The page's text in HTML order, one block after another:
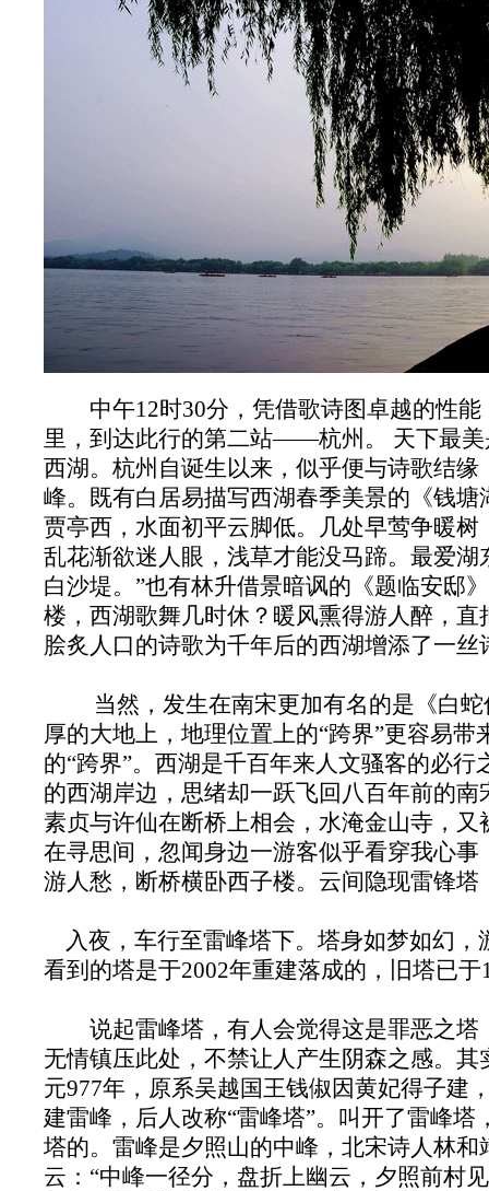
中午12时30分，凭借歌诗图卓越的性能
里，到达此行的第二站——杭州。 天下最美
西湖。杭州自诞生以来，似乎便与诗歌结缘
峰。既有白居易描写西湖春季美景的《钱塘
贾亭西，水面初平云脚低。几处早莺争暖树
乱花渐欲迷人眼，浅草才能没马蹄。最爱湖
白沙堤。”也有林升借景暗讽的《题临安邸
楼，西湖歌舞几时休？暖风熏得游人醉，直
脍炙人口的诗歌为千年后的西湖增添了一丝
当然，发生在南宋更加有名的是《白蛇
厚的大地上，地理位置上的“跨界”更容易带
的“跨界”。西湖是千百年来人文骚客的必行
的西湖岸边，思绪却一跃飞回八百年前的南
素贞与许仙在断桥上相会，水淹金山寺，又
在寻思间，忽闻身边一游客似乎看穿我心事
游人愁，断桥横卧西子楼。云间隐现雷锋塔
入夜，车行至雷峰塔下。塔身如梦如幻，
看到的塔是于2002年重建落成的，旧塔已于
说起雷峰塔，有人会觉得这是罪恶之塔
无情镇压此处，不禁让人产生阴森之感。其
元977年，原系吴越国王钱俶因黄妃得子建
建雷峰，后人改称“雷峰塔”。叫开了雷峰塔
塔的。雷峰是夕照山的中峰，北宋诗人林和
云：“中峰一径分，盘折上幽云，夕照前村